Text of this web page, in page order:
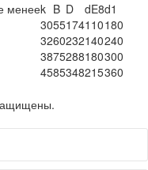
менееk B D dE8d1
3055174110180
3260232140240
3875288180300
4585348215360